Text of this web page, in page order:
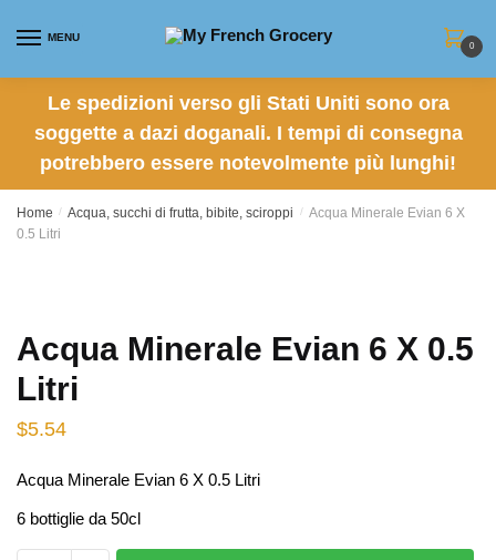
MENU
0
Le spedizioni verso gli Stati Uniti sono ora
soggette a dazi doganali. I tempi di consegna
potrebbero essere notevolmente più lunghi!
Home / Acqua, succhi di frutta, bibite, sciroppi / Acqua Minerale Evian 6 X
0.5 Litri
Acqua Minerale Evian 6 X 0.5
Litri
$5.54
Acqua Minerale Evian 6 X 0.5 Litri
6 bottiglie da 50cl